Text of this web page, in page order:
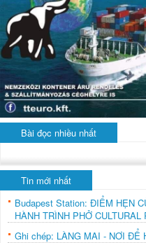
Bài đọc nhiều nhất
Tin mới nhất
Budapest Station: ĐIỂM HẸN
HÀNH TRÌNH PHỞ
Ghi chép: LÀNG MAI - NƠI ĐỂ